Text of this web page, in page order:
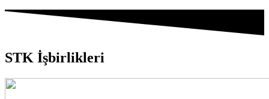
STK İşbirlikleri